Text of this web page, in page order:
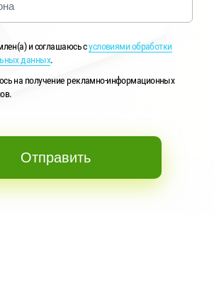
и соглашаюсь сусловиями обработки
данных.
на получение рекламно-информационных
Отправить